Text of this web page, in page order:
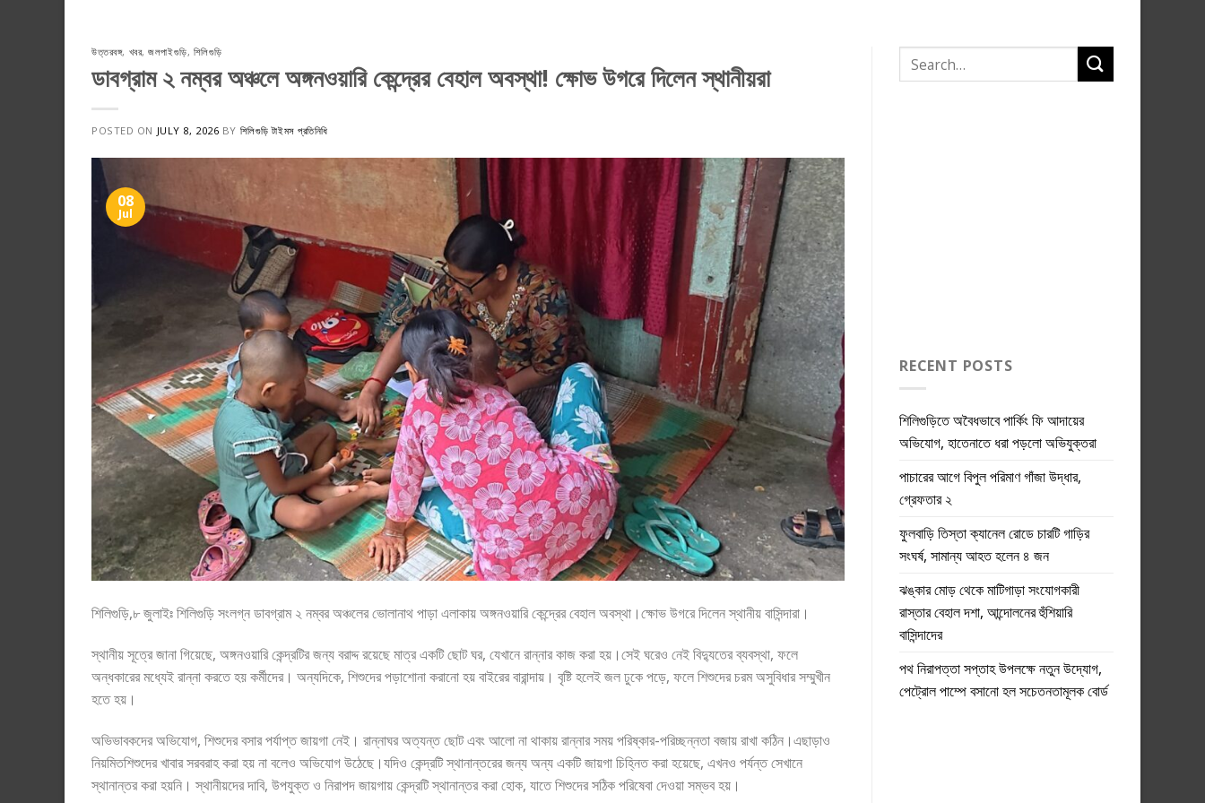
উত্তরবঙ্গ, খবর,জলপাইগুড়ি, শিলিগুড়ি
ডাবগ্রাম ২ নম্বর অঞ্চলে অঙ্গনওয়ারি কেন্দ্রের বেহাল অবস্থা! ক্ষোভ উগরে দিলেন স্থানীয়রা
POSTED ON JULY 8, 2026 BY শিলিগুড়ি টাইমস প্রতিনিধি
08
Jul
শিলিগুড়ি,৮ জুলাইঃ শিলিগুড়ি সংলগ্ন ডাবগ্রাম ২ নম্বর অঞ্চলের ভোলানাথ পাড়া এলাকায় অঙ্গনওয়ারি কেন্দ্রের বেহাল অবস্থা।ক্ষোভ উগরে দিলেন স্থানীয় বাসিন্দারা।
স্থানীয় সূত্রে জানা গিয়েছে, অঙ্গনওয়ারি কেন্দ্রটির জন্য বরাদ্দ রয়েছে মাত্র একটি ছোট ঘর, যেখানে রান্নার কাজ করা হয়।সেই ঘরেও নেই বিদ্যুতের ব্যবস্থা, ফলে
অন্ধকারের মধ্যেই রান্না করতে হয় কর্মীদের। অন্যদিকে, শিশুদের পড়াশোনা করানো হয় বাইরের বারান্দায়। বৃষ্টি হলেই জল ঢুকে পড়ে, ফলে শিশুদের চরম অসুবিধার সম্মুখীন
হতে হয়।
অভিভাবকদের অভিযোগ, শিশুদের বসার পর্যাপ্ত জায়গা নেই। রান্নাঘর অত্যন্ত ছোট এবং আলো না থাকায় রান্নার সময় পরিষ্কার-পরিচ্ছন্নতা বজায় রাখা কঠিন।এছাড়াও
নিয়মিতশিশুদের খাবার সরবরাহ করা হয় না বলেও অভিযোগ উঠেছে।যদিও কেন্দ্রটি স্থানান্তরের জন্য অন্য একটি জায়গা চিহ্নিত করা হয়েছে, এখনও পর্যন্ত সেখানে
স্থানান্তর করা হয়নি। স্থানীয়দের দাবি, উপযুক্ত ও নিরাপদ জায়গায় কেন্দ্রটি স্থানান্তর করা হোক, যাতে শিশুদের সঠিক পরিষেবা দেওয়া সম্ভব হয়।
RECENT POSTS
শিলিগুড়িতে অবৈধভাবে পার্কিং ফি আদায়ের
অভিযোগ, হাতেনাতে ধরা পড়লো অভিযুক্তরা
পাচারের আগে বিপুল পরিমাণ গাঁজা উদ্ধার,
গ্রেফতার ২
ফুলবাড়ি তিস্তা ক্যানেল রোডে চারটি গাড়ির
সংঘর্ষ, সামান্য আহত হলেন ৪ জন
ঝঙ্কার মোড় থেকে মাটিগাড়া সংযোগকারী
রাস্তার বেহাল দশা, আন্দোলনের হুঁশিয়ারি
বাসিন্দাদের
পথ নিরাপত্তা সপ্তাহ উপলক্ষে নতুন উদ্যোগ,
পেট্রোল পাম্পে বসানো হল সচেতনতামূলক বোর্ড